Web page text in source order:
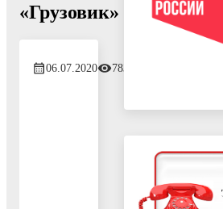
«Грузовик»
06.07.2020 783